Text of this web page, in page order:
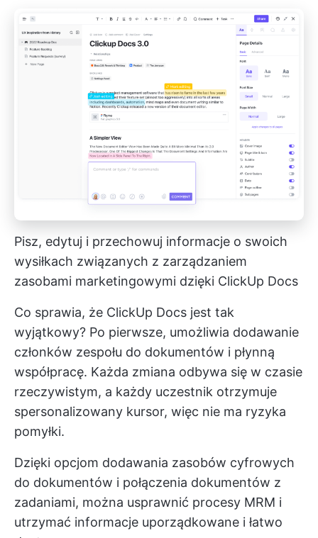
Pisz, edytuj i przechowuj informacje o swoich
wysiłkach związanych z zarządzaniem
zasobami marketingowymi dzięki ClickUp Docs
Co sprawia, że ClickUp Docs jest tak
wyjątkowy? Po pierwsze, umożliwia dodawanie
członków zespołu do dokumentów i płynną
współpracę. Każda zmiana odbywa się w czasie
rzeczywistym, a każdy uczestnik otrzymuje
spersonalizowany kursor, więc nie ma ryzyka
pomyłki.
Dzięki opcjom dodawania zasobów cyfrowych
do dokumentów i połączenia dokumentów z
zadaniami, można usprawnić procesy MRM i
utrzymać informacje uporządkowane i łatwo